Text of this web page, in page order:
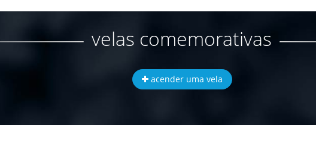
velas comemorativas
acender uma vela